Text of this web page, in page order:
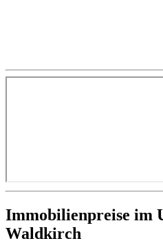
Immobilienpreise im
Waldkirch